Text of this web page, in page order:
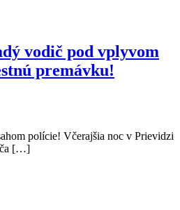
vodič pod vplyvom
premávku!
polície! Včerajšia noc v Prievidzi
[…]